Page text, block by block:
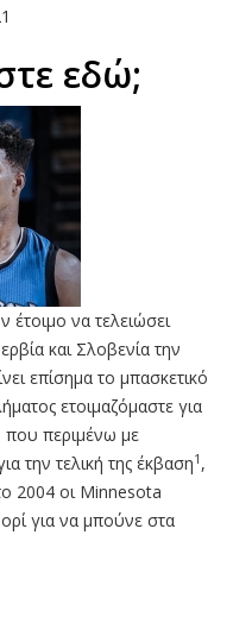
εδώ;
να τελειώσει
και Σλοβενία την
επίσημα το μπασκετικό
ετοιμαζόμαστε για
που περιμένω με
την τελική της έκβαση1 ,
2004 οι Minnesota
για να μπούνε στα